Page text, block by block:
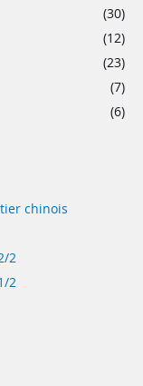
(30)
(12)
(23)
(7)
(6)
chinois
2
2